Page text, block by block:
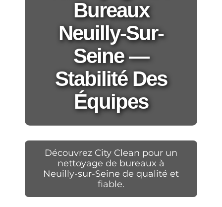
Bureaux
Neuilly-Sur-
Seine —
Stabilité Des
Équipes
Découvrez City Clean pour un
nettoyage de bureaux à
Neuilly-sur-Seine de qualité et
fiable.